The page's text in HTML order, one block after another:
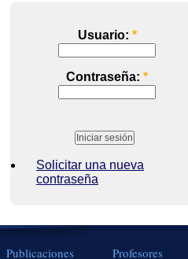
Usuario: *
Contraseña: *
Solicitar una nueva
contraseña
Publicaciones Profesores